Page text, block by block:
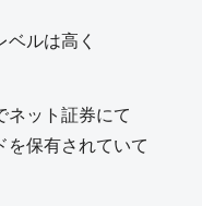
ベルは高く
ネット証券にて
を保有されていて